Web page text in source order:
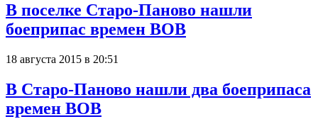
В поселке Старо-Паново нашли
боеприпас времен ВОВ
18 августа 2015 в 20:51
В Старо-Паново нашли два боеприпаса
времен ВОВ